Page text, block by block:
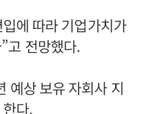
에 따라 기업가치가
고 전망했다.
예상 보유 자회사 지
다.